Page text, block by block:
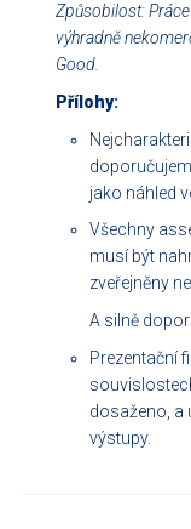
Způsobilost:
výhradně
Good.
Přílohy:
jako náhled
Všechny
musí být
zveřejněny
A silně
Prezentační
dosaženo, a
výstupy.